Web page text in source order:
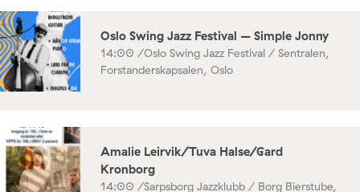
Oslo Swing Jazz Festival – Simple Jonny
14:00 /Oslo Swing Jazz Festival / Sentralen,
Forstanderskapsalen, Oslo
Amalie Leirvik/Tuva Halse/Gard
Kronborg
14:00 /Sarpsborg Jazzklubb / Borg Bierstube,